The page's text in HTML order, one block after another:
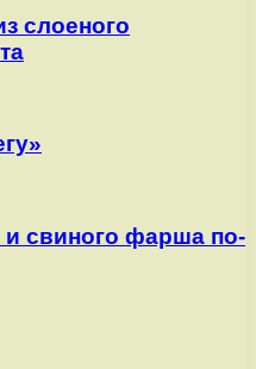
слоеного
свиного фарша по-